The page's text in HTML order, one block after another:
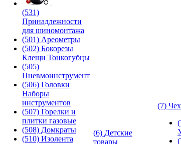
(531)
Принадлежности
для шиномонтажа
(501) Ареометры
(502) Бокорезы
Клещи Тонкогубцы
(505)
Пневмоинструмент
(506) Головки
Наборы
инструментов
(507) Горелки и
плитки газовые
(508) Домкраты
(510) Изолента
(6) Детские
товары
(7)